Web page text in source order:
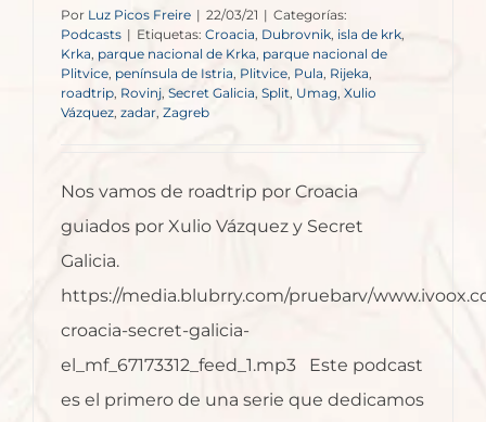
Por Luz Picos Freire | 22/03/21 | Categorías:
Podcasts | Etiquetas: Croacia Dubrovnik, isla de krk,
Krka, parque nacional de Krka parque nacional de
Plitvice península de Istria, Plitvice Pula Rijeka,
roadtrip Rovinj, Secret Galicia Split, Umag Xulio
Vázquez, zadar, Zagreb
Nos vamos de roadtrip por Croacia
guiados por Xulio Vázquez y Secret
Galicia.
https://media.blubrry.com/pruebarv/
croacia-secret-galicia-
el_mf_67173312_feed_1.mp3 Este podcast
es el primero de una serie que dedicamos